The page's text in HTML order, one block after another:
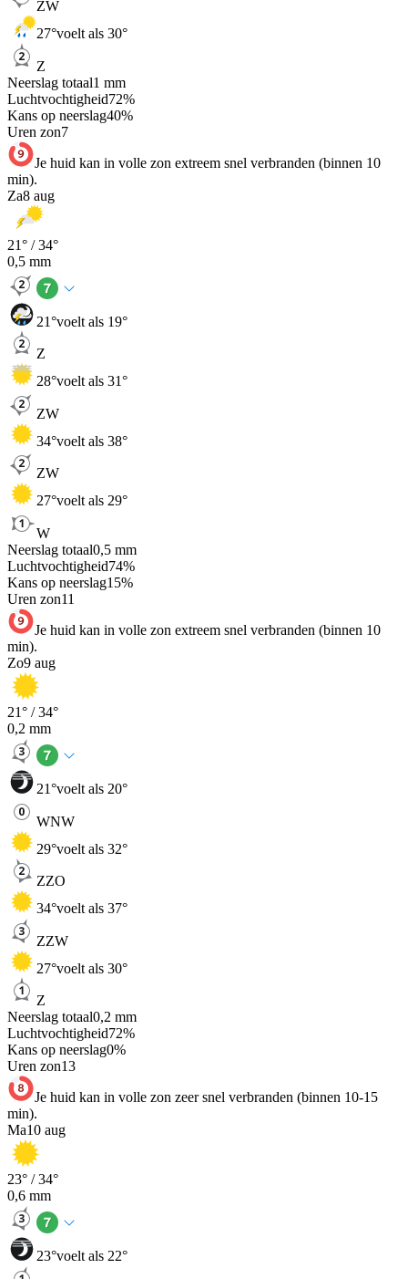
ZW
27°voelt als 30°
Z
Neerslag totaal1 mm
Luchtvochtigheid72%
Kans op neerslag40%
Uren zon7
Je huid kan in volle zon extreem snel verbranden (binnen 10
min).
Za8 aug
21° /34°
0,5 mm
21°voelt als 19°
Z
28°voelt als 31°
ZW
34°voelt als 38°
ZW
27°voelt als 29°
W
Neerslag totaal0,5 mm
Luchtvochtigheid74%
Kans op neerslag15%
Uren zon11
Je huid kan in volle zon extreem snel verbranden (binnen 10
min).
Zo9 aug
21° /34°
0,2 mm
21°voelt als 20°
WNW
29°voelt als 32°
ZZO
34°voelt als 37°
ZZW
27°voelt als 30°
Z
Neerslag totaal0,2 mm
Luchtvochtigheid72%
Kans op neerslag0%
Uren zon13
Je huid kan in volle zon zeer snel verbranden (binnen 10-15
min).
Ma10 aug
23° /34°
0,6 mm
23°voelt als 22°